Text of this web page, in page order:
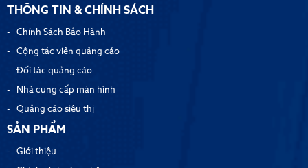
THÔNG TIN & CHÍNH SÁCH
Chính Sách Bảo Hành
Cộng tác viên quảng cáo
Đối tác quảng cáo
Nhà cung cấp màn hình
Quảng cáo siêu thị
SẢN PHẨM
Giới thiệu